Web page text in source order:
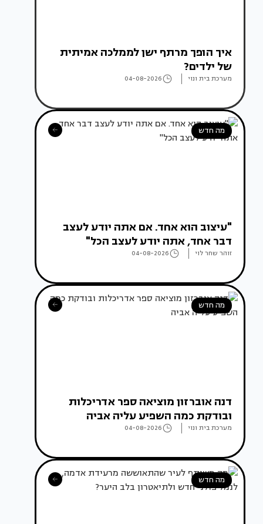
איך הופך מרתף ישן לממלכה אמיתית
של ילדים?
מערכת בית ונוי 04-08-2026
מה חדש
"עיצוב הוא אחד. אם אתה יודע לעצב
דבר אחד, אתה יודע לעצב הכל"
זוהר שחר לוי 04-08-2026
מה חדש
דנה אוברזון מוציאה ספר אדריכלות
ובודקת כמה השפיע עליה אביה
מערכת בית ונוי 04-08-2026
מה חדש